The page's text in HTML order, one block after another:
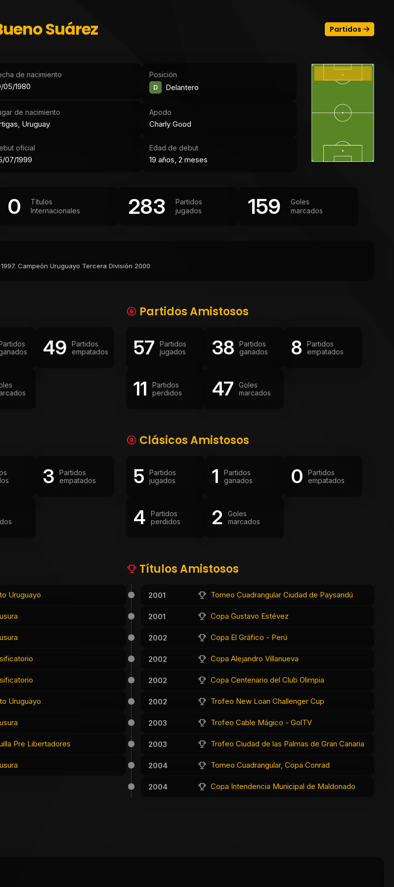
Suárez Partidos
de nacimiento
05/1980
Posición
D Delantero
de nacimiento
Uruguay
Apodo
Charly Good
oficial
07/1999
Edad de debut
19 años, 2 meses
0
Títulos
Internacionales
283
Partidos
jugados
159
Goles
marcados
Campeón Uruguayo Tercera División 2000
49
Partidos
empatados
Partidos Amistosos
57
Partidos
jugados
38
Partidos
ganados
8
Partidos
empatados
11
Partidos
perdidos
47
Goles
marcados
3
Partidos
empatados
Clásicos Amistosos
5
Partidos
jugados
1
Partidos
ganados
0
Partidos
empatados
4
Partidos
perdidos
2
Goles
marcados
Uruguayo
Uruguayo
Pre Libertadores
Títulos Amistosos
2001 Torneo Cuadrangular Ciudad de Paysandú
2001 Copa Gustavo Estévez
2002 Copa El Gráfico - Perú
2002 Copa Alejandro Villanueva
2002 Copa Centenario del Club Olimpia
2002 Trofeo New Loan Challenger Cup
2003 Trofeo Cable Mágico - GolTV
2003 Trofeo Ciudad de las Palmas de Gran Canaria
2004 Torneo Cuadrangular, Copa Conrad
2004 Copa Intendencia Municipal de Maldonado